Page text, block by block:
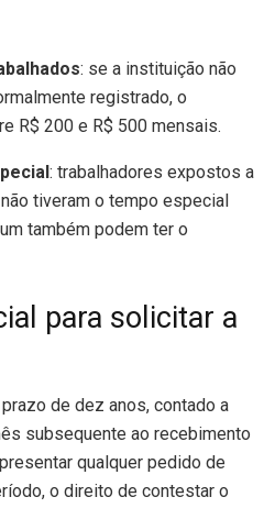
: se a instituição não
registrado, o
R$ 200 e R$ 500 mensais.
: trabalhadores expostos a
tiveram o tempo especial
também podem ter o
para solicitar a
de dez anos, contado a
subsequente ao recebimento
qualquer pedido de
o direito de contestar o